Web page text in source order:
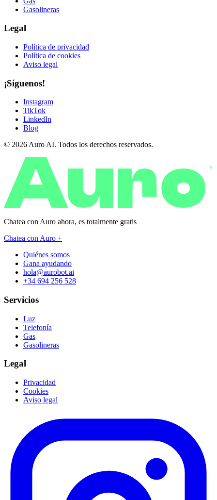
Gasolineras
Legal
Política de privacidad
Política de cookies
Aviso legal
¡Síguenos!
Instagram
TikTok
LinkedIn
Blog
© 2026 Auro AI. Todos los derechos reservados.
®
Chatea con Auro ahora, es totalmente gratis
Chatea con Auro +
Quiénes somos
Gana ayudando
hola@aurobot.ai
+34 694 256 528
Servicios
Luz
Telefonía
Gas
Gasolineras
Legal
Privacidad
Cookies
Aviso legal